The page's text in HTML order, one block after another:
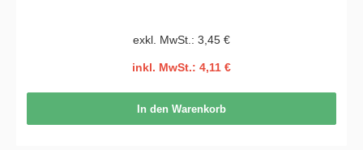
exkl. MwSt.: 3,45 €
inkl. MwSt.: 4,11 €
In den Warenkorb